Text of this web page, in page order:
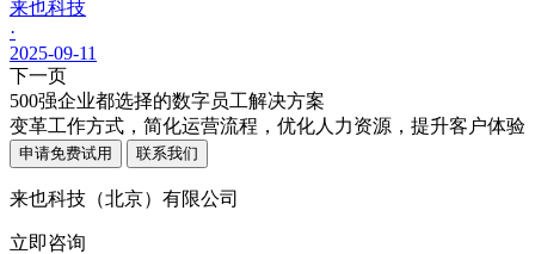
来也科技
·
2025-09-11
下一页
500强企业都选择的数字员工解决方案
变革工作方式，简化运营流程，优化人力资源，提升客户体验
申请免费试用 联系我们
来也科技（北京）有限公司
立即咨询